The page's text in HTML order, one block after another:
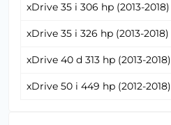
xDrive 35 i 306 hp (2013-2018)
xDrive 35 i 326 hp (2013-2018)
xDrive 40 d 313 hp (2013-2018)
xDrive 50 i 449 hp (2012-2018)